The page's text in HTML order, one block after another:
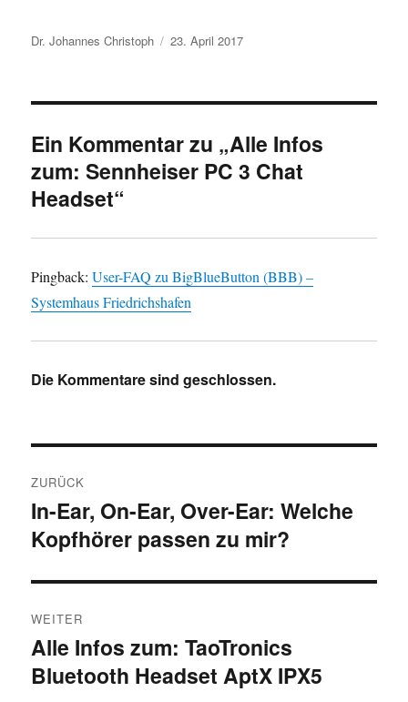
Autor
Dr. Johannes Christoph
Veröffentlicht
23. April 2017
Ein Kommentar zu „Alle Infos
zum: Sennheiser PC 3 Chat
Headset“
Pingback:User-FAQ zu BigBlueButton (BBB) –
Systemhaus Friedrichshafen
Die Kommentare sind geschlossen.
ZURÜCK
Vorheriger
Beitrag:
In-Ear, On-Ear, Over-Ear: Welche
Kopfhörer passen zu mir?
WEITER
Nächster
Beitrag:
Alle Infos zum: TaoTronics
Bluetooth Headset AptX IPX5